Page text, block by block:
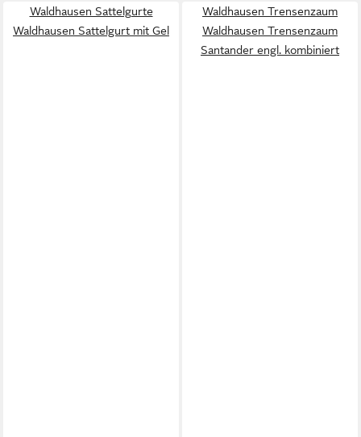
Waldhausen Sattelgurte
Waldhausen Sattelgurt mit Gel
Waldhausen Trensenzaum
Waldhausen Trensenzaum
Santander engl. kombiniert